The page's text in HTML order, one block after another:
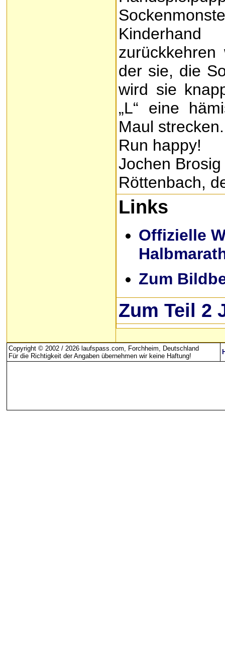
der sie, die
wird sie
„L“ eine
Maul strecken.
Run happy!
Jochen
Röttenbach,
Links
Offizielle
Zum
Zum Teil 2
Copyright © 2002 / 2026 laufspass.com, Forchheim, Deutschland
Für die Richtigkeit der Angaben übernehmen wir keine Haftung!